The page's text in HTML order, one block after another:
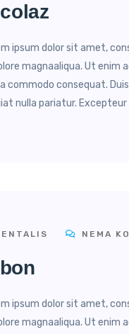
ipsum dolor sit amet,
magnaaliqua. Ut enim
commodo consequat.
nulla pariatur. Excepteur
NEMA
ipsum dolor sit amet,
magnaaliqua. Ut enim